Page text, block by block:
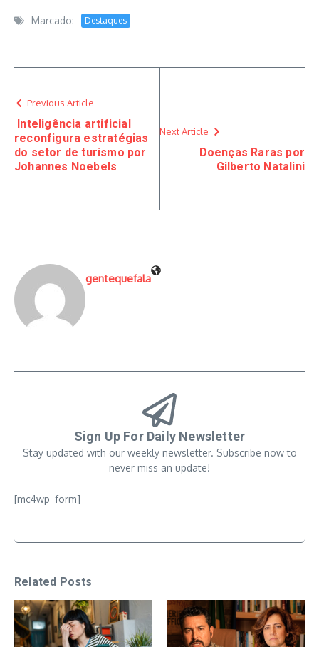
Marcado: Destaques
Previous Article
Inteligência artificial
reconfigura estratégias
do setor de turismo por
Johannes Noebels
Next Article
Doenças Raras por
Gilberto Natalini
gentequefala
Sign Up For Daily Newsletter
Stay updated with our weekly newsletter. Subscribe now to
never miss an update!
[mc4wp_form]
Related Posts